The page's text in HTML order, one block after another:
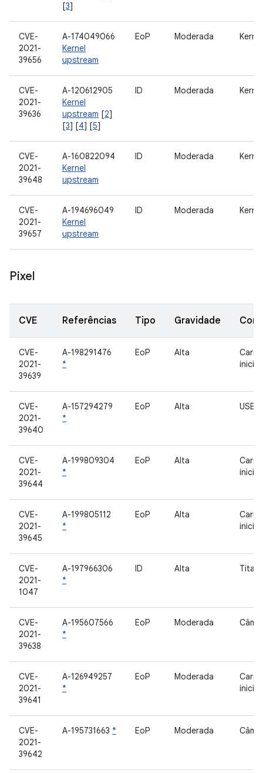
[3]
CVE-
2021-
39656
A-174049066
Kernel
upstream
EoP Moderada Kernel
CVE-
2021-
39636
A-120612905
Kernel
upstream [2]
[3] [4] [5]
ID Moderada Kernel
CVE-
2021-
39648
A-160822094
Kernel
upstream
ID Moderada Kernel
CVE-
2021-
39657
A-194696049
Kernel
upstream
ID Moderada Kernel
Pixel
CVE Referências Tipo Gravidade
CVE-
2021-
39639
A-198291476
*
EoP Alta
CVE-
2021-
39640
A-157294279
*
EoP Alta USB
CVE-
2021-
39644
A-199809304
*
EoP Alta
CVE-
2021-
39645
A-199805112
*
EoP Alta
CVE-
2021-
1047
A-197966306
*
ID Alta Titan
CVE-
2021-
39638
A-195607566
*
EoP Moderada
CVE-
2021-
39641
A-126949257
*
EoP Moderada
CVE-
2021-
39642
A-195731663 * EoP Moderada